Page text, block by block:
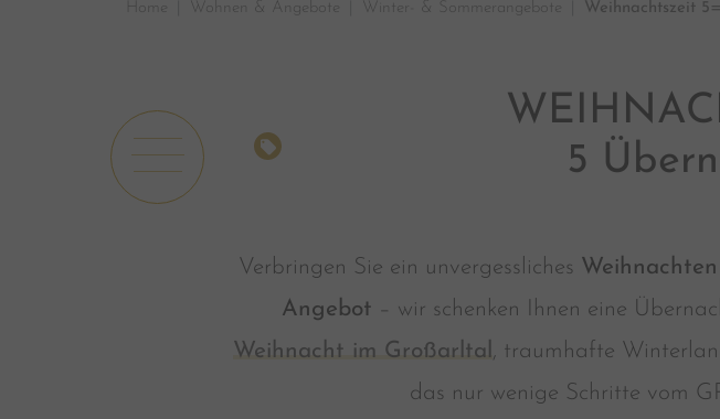
Home Wohnen & Angebote Winter- & Sommerangebote Weihnachtszeit
5
Verbringen Sie ein unvergessliches
Angebot – wir schenken Ihnen eine
Weihnacht im Großarltal , traumhafte
das nur wenige Schritte vom